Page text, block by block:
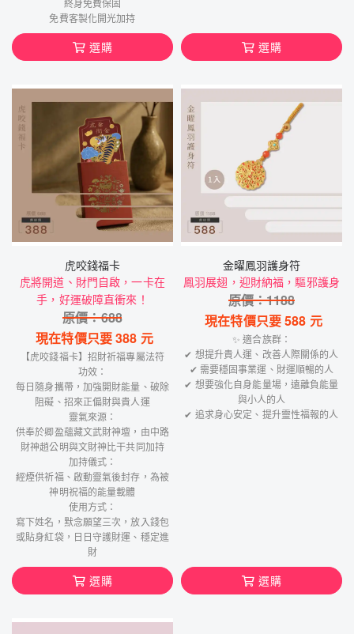
終身免費保固
免費客製化開光加持
選購 選購
虎咬錢福卡
虎將開道、財門自啟，一卡在
手，好運破障直衝來！
原價：688
現在特價只要388 元
【虎咬錢福卡】招財祈福專屬法符
功效：
每日隨身攜帶，加強開財能量、破除
阻礙、招來正偏財與貴人運
靈氣來源：
供奉於卿盈蘊藏文武財神壇，由中路
財神趙公明與文財神比干共同加持
加持儀式：
經煙供祈福、啟動靈氣後封存，為被
神明祝福的能量載體
使用方式：
寫下姓名，默念願望三次，放入錢包
或貼身紅袋，日日守護財運、穩定進
財
選購
金曜鳳羽護身符
鳳羽展翅，迎財納福，驅邪護身
原價：1188
現在特價只要588 元
✨ 適合族群：
✔ 想提升貴人運、改善人際關係的人
✔ 需要穩固事業運、財運順暢的人
✔ 想要強化自身能量場，遠離負能量
與小人的人
✔ 追求身心安定、提升靈性福報的人
選購